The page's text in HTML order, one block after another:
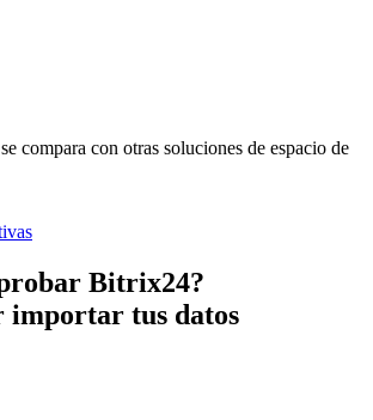
compara con otras soluciones de espacio de
Bitrix24?
importar tus datos